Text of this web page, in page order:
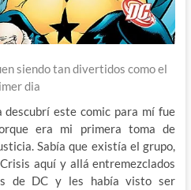
siendo tan divertidos como el
dia
descubrí este comic para mí fue
era mi primera toma de
Sabía que existía el grupo,
aquí y allá entremezclados
de DC y les había visto ser